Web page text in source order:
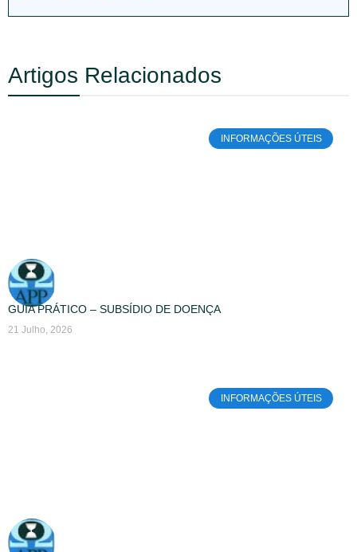
Artigos Relacionados
INFORMAÇÕES ÚTEIS
GUIA PRÁTICO – SUBSÍDIO DE DOENÇA
21 Julho, 2026
INFORMAÇÕES ÚTEIS